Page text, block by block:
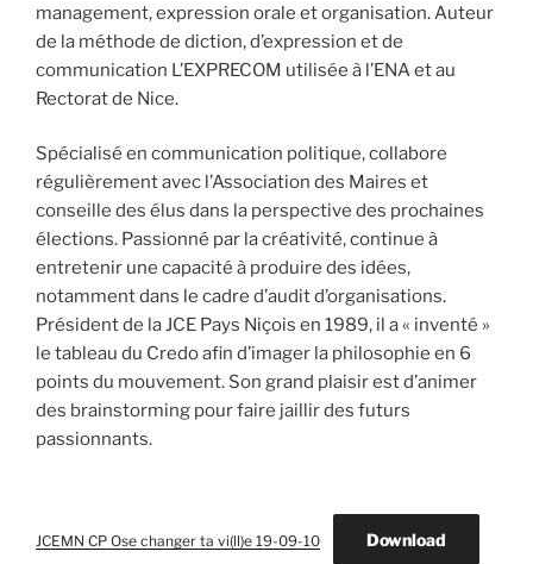
management, expression orale et organisation. Auteur
de la méthode de diction, d’expression et de
communication L’EXPRECOM utilisée à l’ENA et au
Rectorat de Nice.
Spécialisé en communication politique, collabore
régulièrement avec l’Association des Maires et
conseille des élus dans la perspective des prochaines
élections. Passionné par la créativité, continue à
entretenir une capacité à produire des idées,
notamment dans le cadre d’audit d’organisations.
Président de la JCE Pays Niçois en 1989, il a « inventé »
le tableau du Credo afin d’imager la philosophie en 6
points du mouvement. Son grand plaisir est d’animer
des brainstorming pour faire jaillir des futurs
passionnants.
JCEMN CP Ose changer ta vi(ll)e 19-09-10 Download